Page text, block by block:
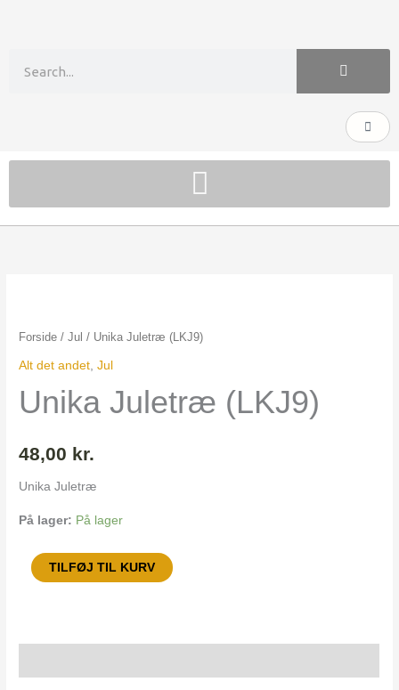
Kurv
Forside /Jul / Unika Juletræ (LKJ9)
Alt det andet ,Jul
Unika Juletræ (LKJ9)
48,00 kr.
Unika Juletræ
På lager: På lager
(LKJ9)
antal
TILFØJ TIL KURV